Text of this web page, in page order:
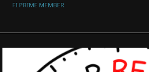
FI PRIME MEMBER